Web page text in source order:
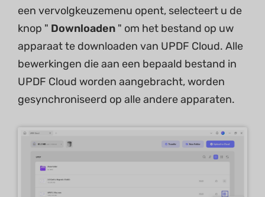
een vervolgkeuzemenu opent, selecteert u de
knop " Downloaden " om het bestand op uw
apparaat te downloaden van UPDF Cloud. Alle
bewerkingen die aan een bepaald bestand in
UPDF Cloud worden aangebracht, worden
gesynchroniseerd op alle andere apparaten.